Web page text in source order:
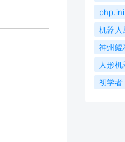
php.ini
机器人
神州鲲
人形机
初学者